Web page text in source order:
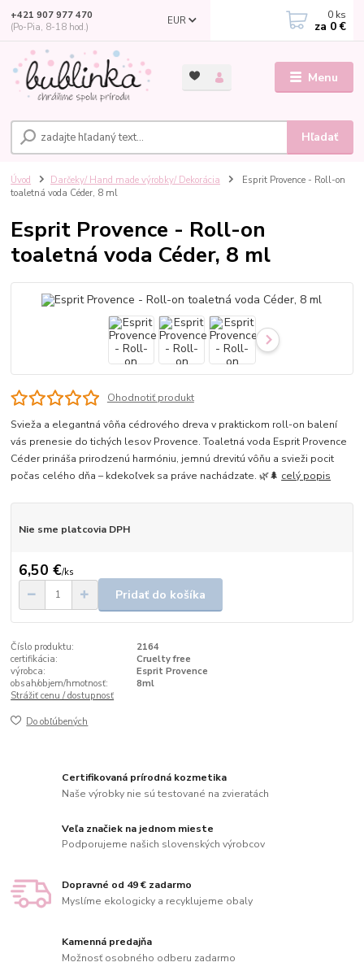
Menu
EUR
Hľadať
+421 907 977 470
(Po-Pia, 8-18 hod.)
0 ks
za 0 €
Úvod Darčeky/ Hand made výrobky/ Dekorácia
Esprit Provence - Roll-on
toaletná voda Céder, 8 ml
Esprit Provence - Roll-on
toaletná voda Céder, 8 ml
Ohodnotiť produkt
Svieža a elegantná vôňa cédrového dreva v praktickom roll-on balení
vás prenesie do tichých lesov Provence. Toaletná voda Esprit Provence
Céder prináša prirodzenú harmóniu, jemnú drevitú vôňu a svieži pocit
počas celého dňa – kdekoľvek sa práve nachádzate. 🌿🌲 celý popis
Nie sme platcovia DPH
6,50 €/ks
Pridať do košíka
Číslo produktu:
2164
certifikácia:
Cruelty free
výrobca:
Esprit Provence
obsah/objem/hmotnosť:
8ml
Strážiť cenu / dostupnosť
Do obľúbených
Certifikovaná prírodná kozmetika
Naše výrobky nie sú testované na zvieratách
Veľa značiek na jednom mieste
Podporujeme našich slovenských výrobcov
Dopravné od 49 € zadarmo
Myslíme ekologicky a recyklujeme obaly
Kamenná predajňa
Možnosť osobného odberu zadarmo